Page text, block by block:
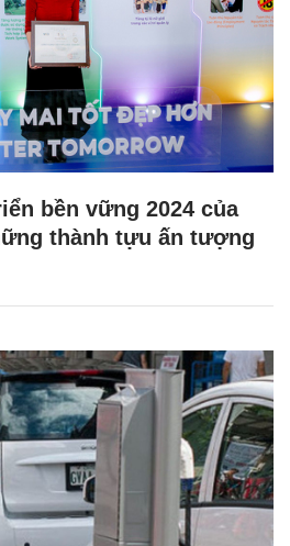
bền vững 2024 của
thành tựu ấn tượng